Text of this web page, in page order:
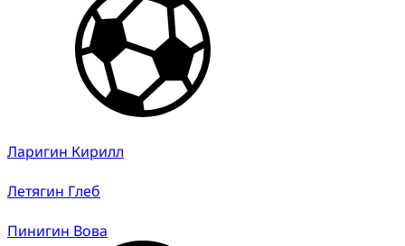
Ларигин Кирилл
Летягин Глеб
Пинигин Вова